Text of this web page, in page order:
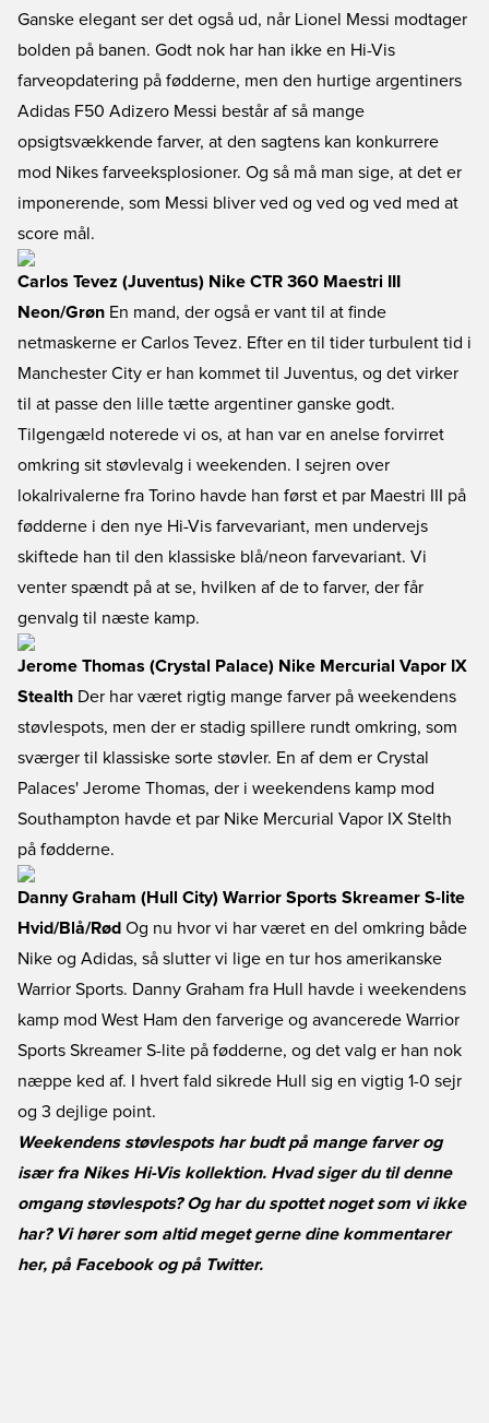
Ganske elegant ser det også ud, når Lionel Messi modtager
bolden på banen. Godt nok har han ikke en Hi-Vis
farveopdatering på fødderne, men den hurtige argentiners
Adidas F50 Adizero Messi består af så mange
opsigtsvækkende farver, at den sagtens kan konkurrere
mod Nikes farveeksplosioner. Og så må man sige, at det er
imponerende, som Messi bliver ved og ved og ved med at
score mål.
Carlos Tevez (Juventus) Nike CTR 360 Maestri III
Neon/Grøn En mand, der også er vant til at finde
netmaskerne er Carlos Tevez. Efter en til tider turbulent tid i
Manchester City er han kommet til Juventus, og det virker
til at passe den lille tætte argentiner ganske godt.
Tilgengæld noterede vi os, at han var en anelse forvirret
omkring sit støvlevalg i weekenden. I sejren over
lokalrivalerne fra Torino havde han først et par Maestri III på
fødderne i den nye Hi-Vis farvevariant, men undervejs
skiftede han til den klassiske blå/neon farvevariant. Vi
venter spændt på at se, hvilken af de to farver, der får
genvalg til næste kamp.
Jerome Thomas (Crystal Palace) Nike Mercurial Vapor IX
Stealth Der har været rigtig mange farver på weekendens
støvlespots, men der er stadig spillere rundt omkring, som
sværger til klassiske sorte støvler. En af dem er Crystal
Palaces' Jerome Thomas, der i weekendens kamp mod
Southampton havde et par Nike Mercurial Vapor IX Stelth
på fødderne.
Danny Graham (Hull City) Warrior Sports Skreamer S-lite
Hvid/Blå/Rød Og nu hvor vi har været en del omkring både
Nike og Adidas, så slutter vi lige en tur hos amerikanske
Warrior Sports. Danny Graham fra Hull havde i weekendens
kamp mod West Ham den farverige og avancerede Warrior
Sports Skreamer S-lite på fødderne, og det valg er han nok
næppe ked af. I hvert fald sikrede Hull sig en vigtig 1-0 sejr
og 3 dejlige point.
Weekendens støvlespots har budt på mange farver og
især fra Nikes Hi-Vis kollektion. Hvad siger du til denne
omgang støvlespots? Og har du spottet noget som vi ikke
har? Vi hører som altid meget gerne dine kommentarer
her, på Facebookog på Twitter.